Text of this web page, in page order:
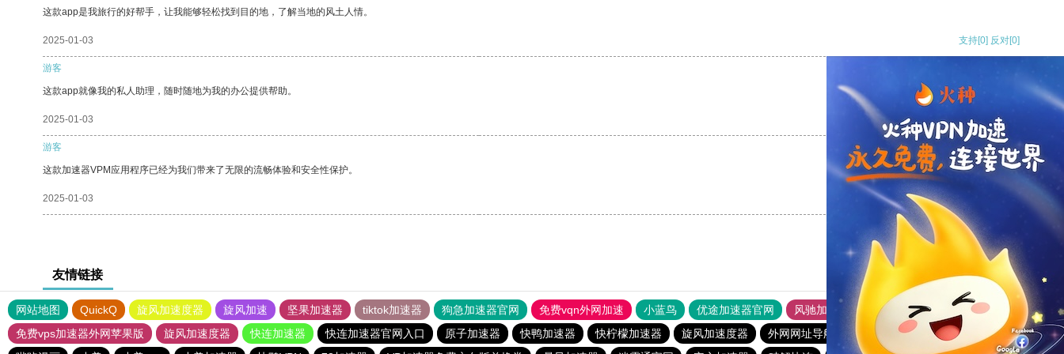
这款app是我旅行的好帮手，让我能够轻松找到目的地，了解当地的风土人情。
2025-01-03 支持[0] 反对[0]
游客
这款app就像我的私人助理，随时随地为我的办公提供帮助。
2025-01-03 支持 反对
游客
这款加速器VPM应用程序已经为我们带来了无限的流畅体验和安全性保护。
2025-01-03 [0]
友情链接
网站地图 QuickQ 旋风加速度器 旋风加速 坚果加速器 tiktok加速器 狗急加速器官网 免费vqn外网加速 小蓝鸟 优途加速器官网 风驰加速器
旋风加速器
免费vps加速器外网苹果版
旋风加速度器 快连加速器 快连加速器官网入口 原子加速器 快鸭加速器 快柠檬加速器 旋风加速度器 外网网址导航 软件中心 雷霆加速
狂飙加速器